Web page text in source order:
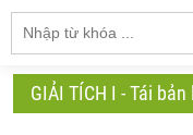
GIẢI TÍCH I - Tái